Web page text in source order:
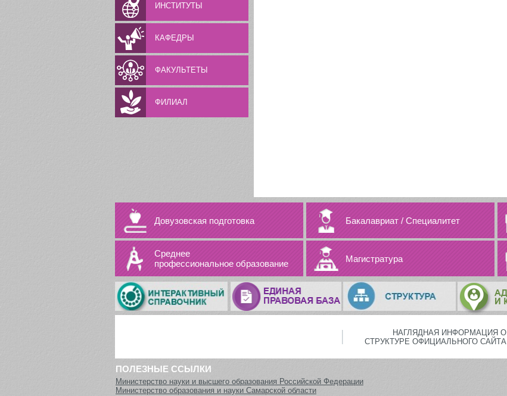
ИНСТИТУТЫ
КАФЕДРЫ
ФАКУЛЬТЕТЫ
ФИЛИАЛ
Довузовская подготовка Бакалавриат/ Специалитет
Среднее
профессиональное образование
Магистратура
НАГЛЯДНАЯ ИНФОРМАЦИЯ О
СТРУКТУРЕ ОФИЦИАЛЬНОГО САЙТА
ПОЛЕЗНЫЕ ССЫЛКИ
Министерство науки и высшего образования Российской Федерации
Министерство образования и науки Самарской области